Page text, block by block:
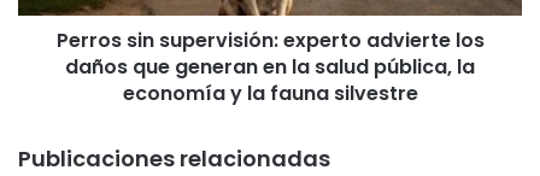
a
n
v
Perros sin supervisión: experto advierte los
daños que generan en la salud pública, la
economía y la fauna silvestre
Publicaciones relacionadas